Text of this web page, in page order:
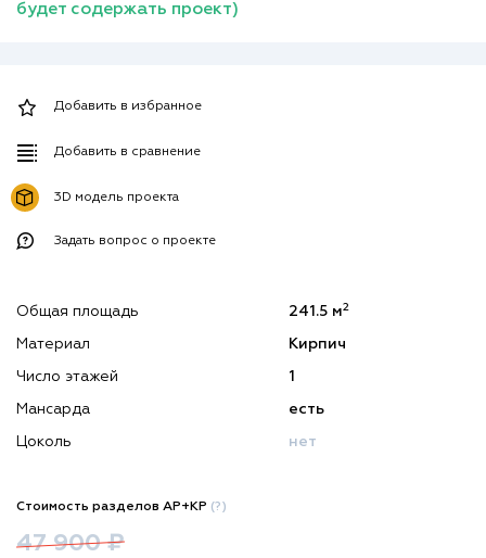
будет содержать проект)
Добавить в избранное
Добавить в сравнение
3D модель проекта
Задать вопрос о проекте
Общая площадь 241.5 м2
Материал Кирпич
Число этажей 1
Мансарда есть
Цоколь нет
Стоимость разделов АР+КР (?)
47 900 ₽